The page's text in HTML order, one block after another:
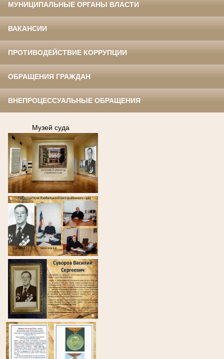
МУНИЦИПАЛЬНЫЕ ОРГАНЫ ВЛАСТИ
ВАКАНСИИ
ПРОТИВОДЕЙСТВИЕ КОРРУПЦИИ
ОБРАЩЕНИЯ ГРАЖДАН
ВНЕПРОЦЕССУАЛЬНЫЕ ОБРАЩЕНИЯ
Музей суда